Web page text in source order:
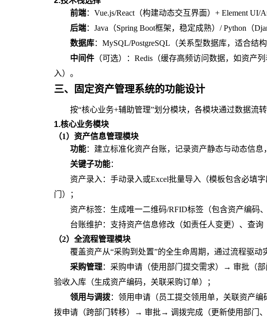
前端：Vue.js/React（构建动态交互界面）+ Element
后端：Java（Spring Boot框架，稳定成熟）/ Python（
数据库：MySQL/PostgreSQL（关系型数据库，适合结
中间件 （可选）：Redis（缓存高频访问数据，如资产
入）。
三、 固定资产管理系统的功能设计
按“核心业务+辅助管理”划分模块，各模块通过数据流
1.核心业务模块
（1）资产信息管理模块
功能：建立标准化资产台账，记录资产静态与动态信息
关键子功能：
资产录入：手动录入或Excel批量导入（模板包含必填
门）；
资产标签：生成唯一二维码/RFID标签（包含资产编码
台账维护：支持资产信息修改（如责任人变更）、查询
（2）全流程管理模块
覆盖资产从“采购到处置”的全生命周期，通过流程驱动
采购管理：采购申请（使用部门提交需求）→ 审批（
验收入库（生成资产编码，关联采购订单）；
领用与调拨：领用申请（员工提交领用单，关联资产
拨申请（跨部门转移）→ 审批→ 调拨完成（更新使用部门、